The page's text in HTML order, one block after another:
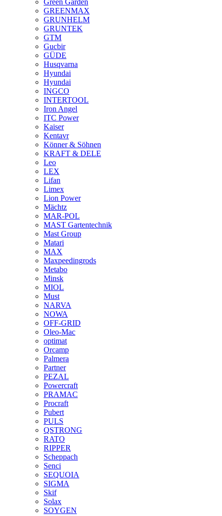
Green Garden
GREENMAX
GRUNHELM
GRUNTEK
GTM
Gucbir
GÜDE
Husqvarna
Hyundai
Hyundai
INGCO
INTERTOOL
Iron Angel
ITC Power
Kaiser
Kentavr
Könner & Söhnen
KRAFT & DELE
Leo
LEX
Lifan
Limex
Lion Power
Mächtz
MAR-POL
MAST Gartentechnik
Mast Group
Matari
MAX
Maxpeedingrods
Metabo
Minsk
MIOL
Must
NARVA
NOWA
OFF-GRID
Oleo-Mac
optimat
Orcamp
Palmera
Partner
PEZAL
Powercraft
PRAMAC
Procraft
Pubert
PULS
QSTRONG
RATO
RIPPER
Scheppach
Senci
SEQUOIA
SIGMA
Skif
Solax
SOYGEN